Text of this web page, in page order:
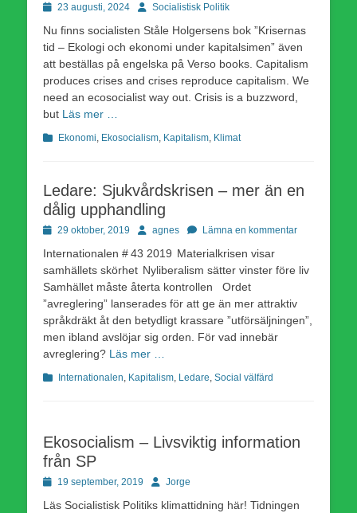
Publicerad
23 augusti, 2024 Författare
Socialistisk Politik
Nu finns socialisten Ståle Holgersens bok ”Krisernas
tid – Ekologi och ekonomi under kapitalsimen” även
att beställas på engelska på Verso books. Capitalism
produces crises and crises reproduce capitalism. We
need an ecosocialist way out. Crisis is a buzzword,
but Läs mer …
Kategorier
Ekonomi, Ekosocialism, Kapitalism, Klimat
Ledare: Sjukvårdskrisen – mer än en
dålig upphandling
Publicerad
29 oktober, 2019 Författare
agnes Lämna en kommentar
Internationalen # 43 2019 Materialkrisen visar
samhällets skörhet Nyliberalism sätter vinster före liv
Samhället måste återta kontrollen Ordet
”avreglering” lanserades för att ge än mer attraktiv
språkdräkt åt den betydligt krassare ”utförsäljningen”,
men ibland avslöjar sig orden. För vad innebär
avreglering? Läs mer …
Kategorier
Internationalen, Kapitalism, Ledare, Social välfärd
Ekosocialism – Livsviktig information
från SP
Publicerad
19 september, 2019 Författare
Jorge
Läs Socialistisk Politiks klimattidning här! Tidningen